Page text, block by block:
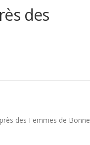
des
des Femmes de Bonne